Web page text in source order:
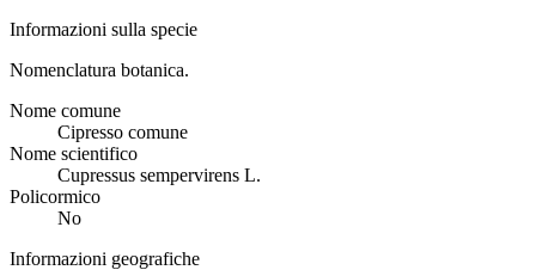
Informazioni sulla specie
Nomenclatura botanica.
Nome comune
Cipresso comune
Nome scientifico
Cupressus sempervirens L.
Policormico
No
Informazioni geografiche